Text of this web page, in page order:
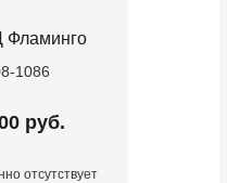
1086
руб.
отсутствует